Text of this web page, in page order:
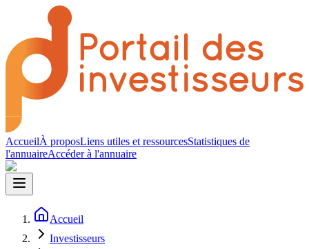
AccueilÀ proposLiens utiles et ressourcesStatistiques de
l'annuaireAccéder à l'annuaire
Accueil
Investisseurs